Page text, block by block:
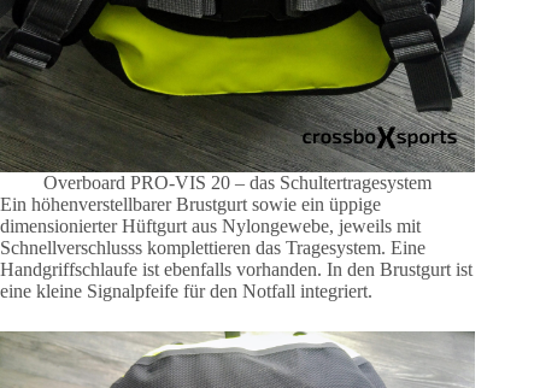
Overboard PRO-VIS 20 – das Schultertragesystem
Ein höhenverstellbarer Brustgurt sowie ein üppige
dimensionierter Hüftgurt aus Nylongewebe, jeweils mit
Schnellverschlusss komplettieren das Tragesystem. Eine
Handgriffschlaufe ist ebenfalls vorhanden. In den Brustgurt ist
eine kleine Signalpfeife für den Notfall integriert.